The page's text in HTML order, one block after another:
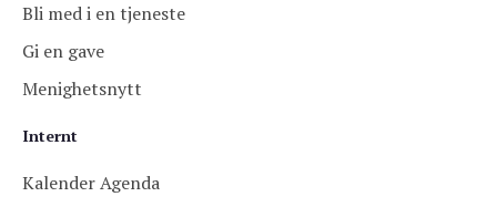
Bli med i en tjeneste
Gi en gave
Menighetsnytt
Internt
Kalender Agenda